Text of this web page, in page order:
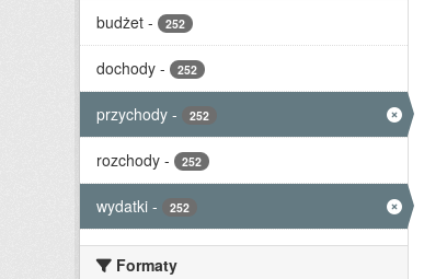
budżet - 252
dochody - 252
przychody - 252
rozchody - 252
wydatki - 252
Formaty